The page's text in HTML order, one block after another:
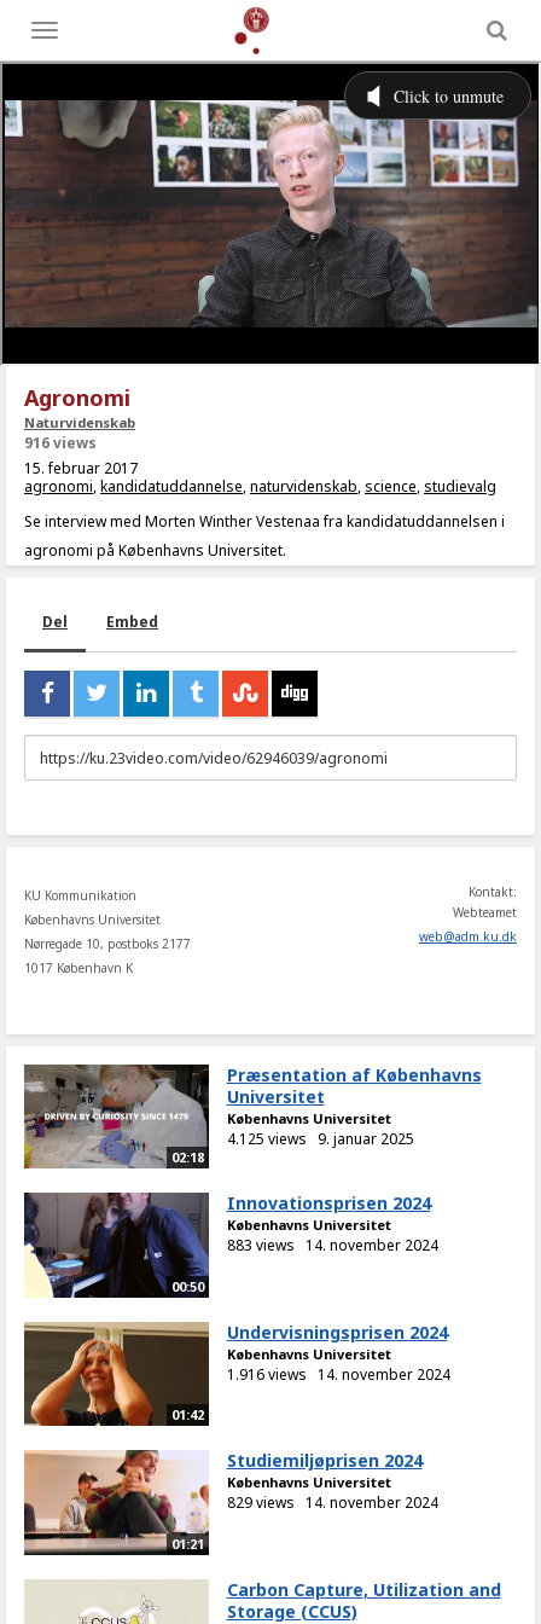
Toggle
menu
Agronomi
Naturvidenskab
916 views
15. februar 2017
agronomi,kandidatuddannelse,naturvidenskab, science, studievalg
Se interview med Morten Winther Vestenaa fra kandidatuddannelsen i
agronomi på Københavns Universitet.
Del Embed
URL
to
KU Kommunikation
Københavns Universitet
Nørregade 10, postboks 2177
1017 København K
Kontakt:
Webteamet
web@adm.ku.dk
02:18
Præsentation af Københavns
Universitet
Københavns Universitet
4.125 views 9. januar 2025
00:50
Innovationsprisen 2024
Københavns Universitet
883 views 14. november 2024
01:42
Undervisningsprisen 2024
Københavns Universitet
1.916 views 14. november 2024
01:21
Studiemiljøprisen 2024
Københavns Universitet
829 views 14. november 2024
Carbon Capture, Utilization and
Storage (CCUS)